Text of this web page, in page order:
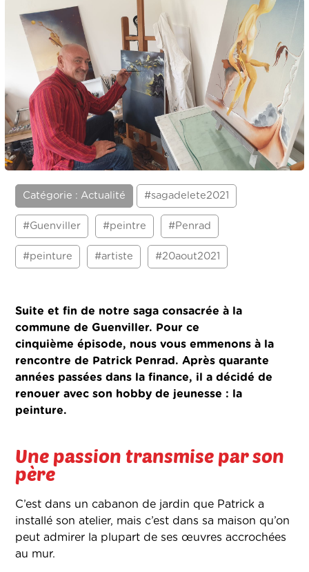
Catégorie : Actualité #sagadelete2021
#Guenviller #peintre #Penrad
#peinture #artiste #20aout2021
Suite et fin de notre saga consacrée à la
commune de Guenviller. Pour ce
cinquième épisode, nous vous emmenons à la
rencontre de Patrick Penrad. Après quarante
années passées dans la finance, il a décidé de
renouer avec son hobby de jeunesse : la
peinture.
Une passion transmise par son
père
C’est dans un cabanon de jardin que Patrick a
installé son atelier, mais c’est dans sa maison qu’on
peut admirer la plupart de ses œuvres accrochées
au mur.